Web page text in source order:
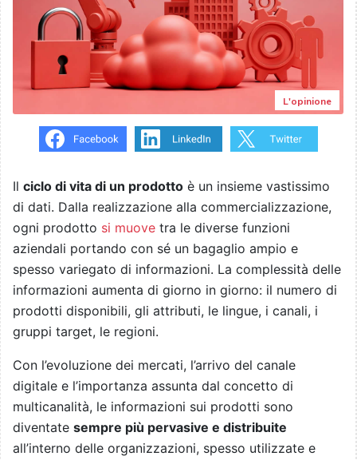
L'opinione
Il ciclo di vita di un prodotto è un insieme vastissimo
di dati. Dalla realizzazione alla commercializzazione,
ogni prodotto si muove tra le diverse funzioni
aziendali portando con sé un bagaglio ampio e
spesso variegato di informazioni. La complessità delle
informazioni aumenta di giorno in giorno: il numero di
prodotti disponibili, gli attributi, le lingue, i canali, i
gruppi target, le regioni.
Con l’evoluzione dei mercati, l’arrivo del canale
digitale e l’importanza assunta dal concetto di
multicanalità, le informazioni sui prodotti sono
diventate sempre più pervasive e distribuite
all’interno delle organizzazioni, spesso utilizzate e